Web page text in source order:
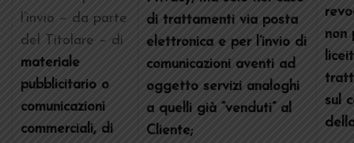
l’invio – da parte
del Titolare – di
materiale
pubblicitario o
comunicazioni
commerciali, di
di trattamenti via posta
elettronica e per l’invio di
comunicazioni aventi ad
oggetto servizi analoghi
a quelli già “venduti” al
Cliente;
non
sul